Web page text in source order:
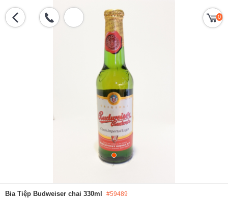
0
Bia Tiệp Budweiser chai 330ml #59489